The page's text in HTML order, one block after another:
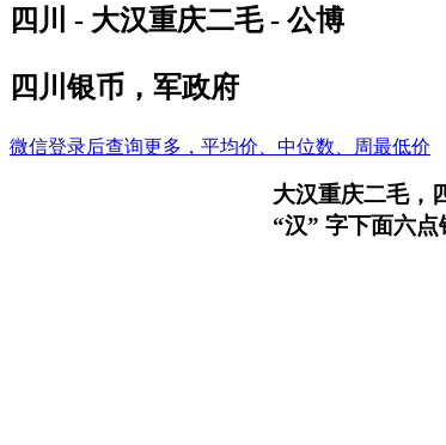
四川 - 大汉重庆二毛 - 公博
四川银币，军政府
微信登录后查询更多，平均价、中位数、周最低价
大汉重庆二毛，
“汉” 字下面六